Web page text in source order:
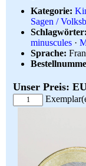
Kategorie:
Sagen /
Schlagwörter:
minuscules ·
Sprache:
Unser Preis: